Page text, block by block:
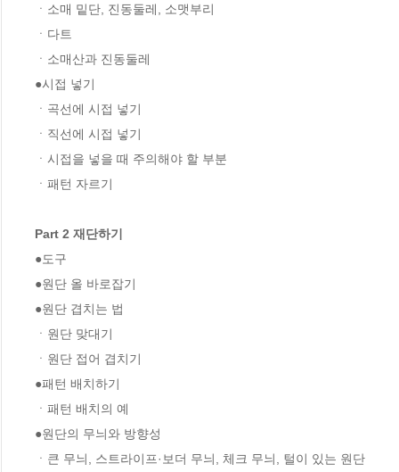
ㆍ소매 밑단, 진동둘레, 소맷부리
ㆍ다트
ㆍ소매산과 진동둘레
●시접 넣기
ㆍ곡선에 시접 넣기
ㆍ직선에 시접 넣기
ㆍ시접을 넣을 때 주의해야 할 부분
ㆍ패턴 자르기
Part 2 재단하기
●도구
●원단 올 바로잡기
●원단 겹치는 법
ㆍ원단 맞대기
ㆍ원단 접어 겹치기
●패턴 배치하기
ㆍ패턴 배치의 예
●원단의 무늬와 방향성
ㆍ큰 무늬, 스트라이프·보더 무늬, 체크 무늬, 털이 있는 원단